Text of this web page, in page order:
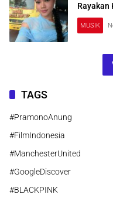
Rayakan
MUSIK
TAGS
#PramonoAnung
#FilmIndonesia
#ManchesterUnited
#GoogleDiscover
#BLACKPINK